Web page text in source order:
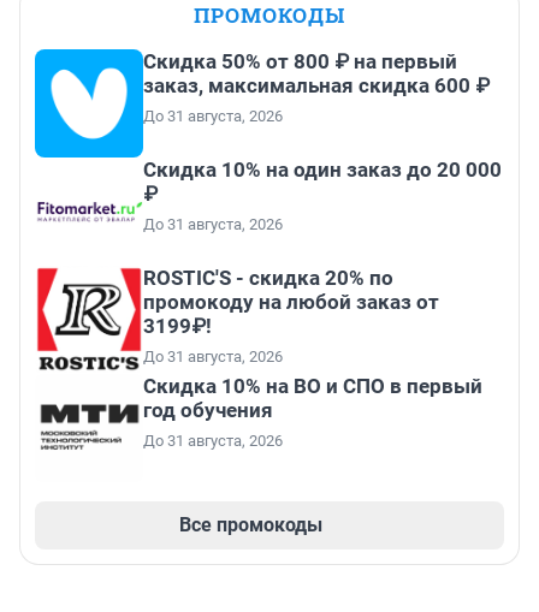
ПРОМОКОДЫ
Скидка 50% от 800 ₽ на первый
заказ, максимальная скидка 600 ₽
До 31 августа, 2026
Скидка 10% на один заказ до 20 000
₽
До 31 августа, 2026
ROSTIC'S - скидка 20% по
промокоду на любой заказ от
3199₽!
До 31 августа, 2026
Скидка 10% на ВО и СПО в первый
год обучения
До 31 августа, 2026
Все промокоды